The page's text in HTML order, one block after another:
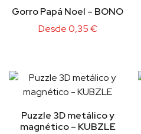
Gorro Papá Noel – BONO
Desde0,35€
Puzzle 3D metálico y
magnético – KUBZLE